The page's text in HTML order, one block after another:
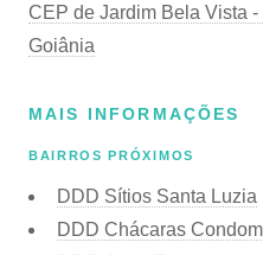
CEP de Jardim Bela Vista
Goiânia
MAIS INFORMAÇÕES
BAIRROS PRÓXIMOS
DDD Sítios Santa Luzia
DDD Chácaras